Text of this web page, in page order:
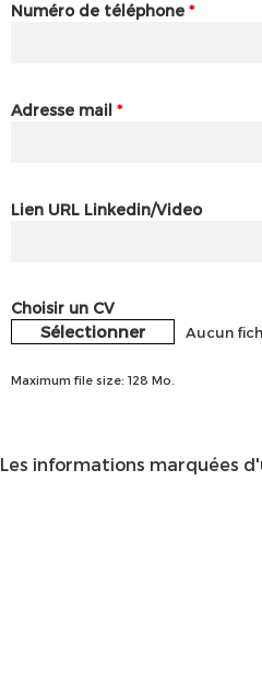
Numéro de téléphone *
Adresse mail *
Lien URL Linkedin/Video
Choisir un CV
Sélectionner Aucun
Maximum file size: 128 Mo.
Les informations marquées